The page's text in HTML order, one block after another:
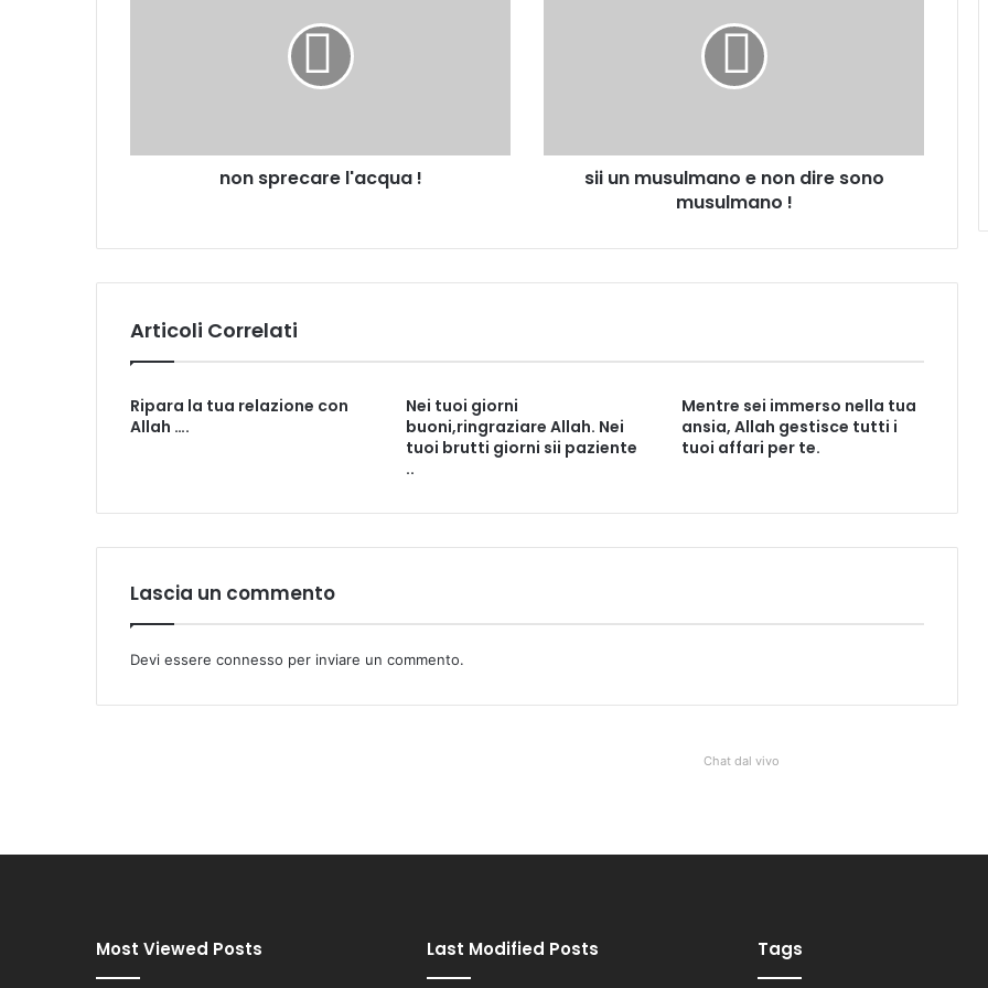
non sprecare l'acqua !
sii un musulmano e non dire sono
musulmano !
Articoli Correlati
Ripara la tua relazione con
Allah ….
Nei tuoi giorni
buoni,ringraziare Allah. Nei
tuoi brutti giorni sii paziente
..
Mentre sei immerso nella tua
ansia, Allah gestisce tutti i
tuoi affari per te.
Lascia un commento
Devi essere connesso per inviare un commento.
Chat dal vivo
Most Viewed Posts Last Modified Posts Tags